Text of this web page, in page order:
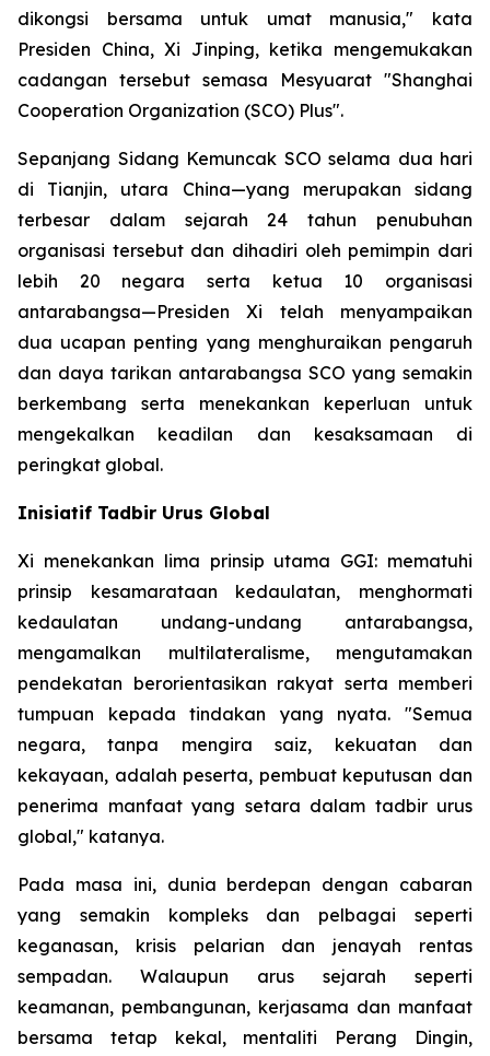
dikongsi bersama untuk umat manusia," kata
Presiden China, Xi Jinping, ketika mengemukakan
cadangan tersebut semasa Mesyuarat "Shanghai
Cooperation Organization (SCO) Plus".
Sepanjang Sidang Kemuncak SCO selama dua hari
di Tianjin, utara China—yang merupakan sidang
terbesar dalam sejarah 24 tahun penubuhan
organisasi tersebut dan dihadiri oleh pemimpin dari
lebih 20 negara serta ketua 10 organisasi
antarabangsa—Presiden Xi telah menyampaikan
dua ucapan penting yang menghuraikan pengaruh
dan daya tarikan antarabangsa SCO yang semakin
berkembang serta menekankan keperluan untuk
mengekalkan keadilan dan kesaksamaan di
peringkat global.
Inisiatif Tadbir Urus Global
Xi menekankan lima prinsip utama GGI: mematuhi
prinsip kesamarataan kedaulatan, menghormati
kedaulatan undang-undang antarabangsa,
mengamalkan multilateralisme, mengutamakan
pendekatan berorientasikan rakyat serta memberi
tumpuan kepada tindakan yang nyata. "Semua
negara, tanpa mengira saiz, kekuatan dan
kekayaan, adalah peserta, pembuat keputusan dan
penerima manfaat yang setara dalam tadbir urus
global," katanya.
Pada masa ini, dunia berdepan dengan cabaran
yang semakin kompleks dan pelbagai seperti
keganasan, krisis pelarian dan jenayah rentas
sempadan. Walaupun arus sejarah seperti
keamanan, pembangunan, kerjasama dan manfaat
bersama tetap kekal, mentaliti Perang Dingin,